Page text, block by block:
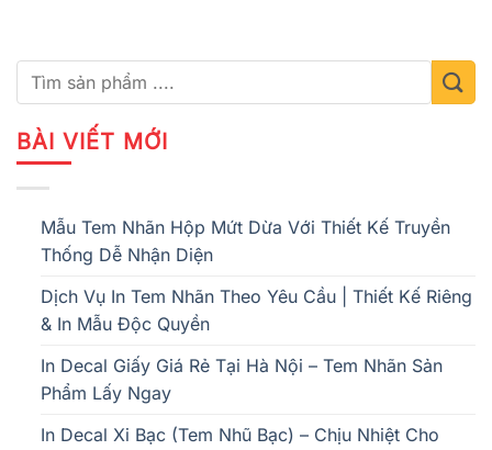
BÀI VIẾT MỚI
Mẫu Tem Nhãn Hộp Mứt Dừa Với Thiết Kế Truyền
Thống Dễ Nhận Diện
Dịch Vụ In Tem Nhãn Theo Yêu Cầu | Thiết Kế Riêng
& In Mẫu Độc Quyền
In Decal Giấy Giá Rẻ Tại Hà Nội – Tem Nhãn Sản
Phẩm Lấy Ngay
In Decal Xi Bạc (Tem Nhũ Bạc) – Chịu Nhiệt Cho